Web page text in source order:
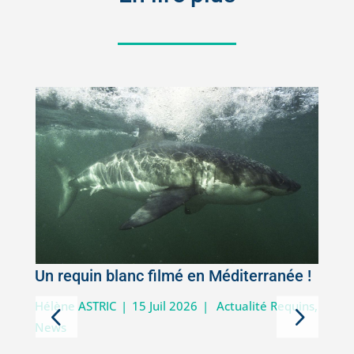
Un requin blanc filmé en Méditerranée !
Hélène ASTRIC | 15 Juil 2026 | Actualité Requins,
News